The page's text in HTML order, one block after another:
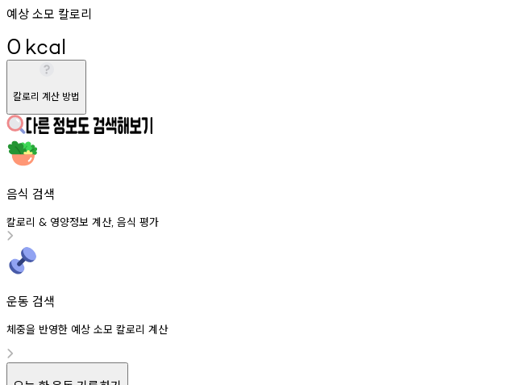
예상 소모 칼로리
0 kcal
칼로리 계산 방법
음식 검색
칼로리 & 영양정보 계산, 음식 평가
운동 검색
체중을 반영한 예상 소모 칼로리 계산